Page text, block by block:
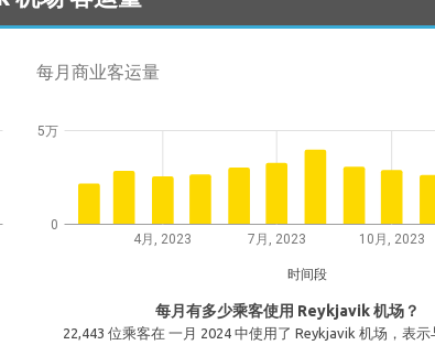
每月商业客运量
4月, 2023 7月, 2023 10月, 2023
时间段
0
5万
每月有多少乘客使用 Reykjavik 机场？
22,443 位乘客在 一月 2024 中使用了 Reykjavik 机场，表示